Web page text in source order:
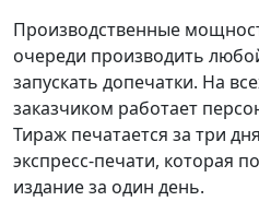
Производственные
очереди производить
запускать допечатки. На
заказчиком работает
Тираж печатается за три
экспресс-печати, которая
издание за один день.